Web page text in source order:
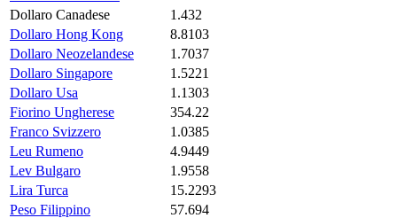
Dollaro Canadese
1.432
Dollaro Hong Kong
8.8103
Dollaro Neozelandese
1.7037
Dollaro Singapore
1.5221
Dollaro Usa
1.1303
Fiorino Ungherese
354.22
Franco Svizzero
1.0385
Leu Rumeno
4.9449
Lev Bulgaro
1.9558
Lira Turca
15.2293
Peso Filippino
57.694